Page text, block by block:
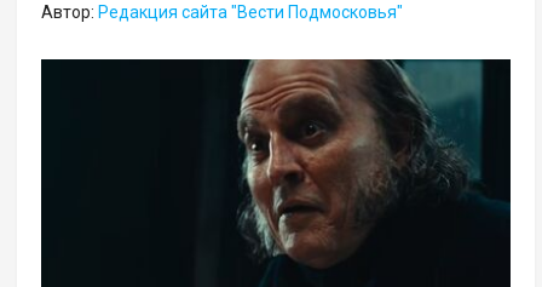
Автор: Редакция сайта "Вести Подмосковья"